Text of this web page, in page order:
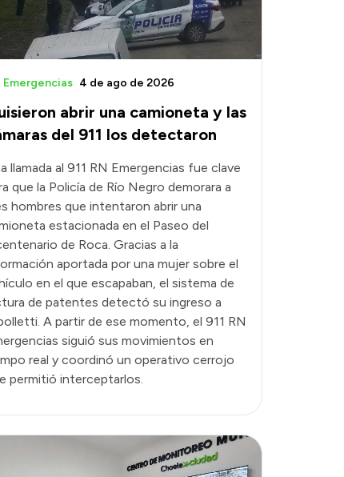
abrir una camioneta y las
del 911 los detectaron
Emergencias 4 de ago de 2026
llamada al 911 RN Emergencias fue clave
que la Policía de Río Negro demorara a
hombres que intentaron abrir una
estacionada en el Paseo del
de Roca. Gracias a la
aportada por una mujer sobre el
en el que escapaban, el sistema de
de patentes detectó su ingreso a
A partir de ese momento, el 911 RN
siguió sus movimientos en
real y coordinó un operativo cerrojo
permitió interceptarlos.